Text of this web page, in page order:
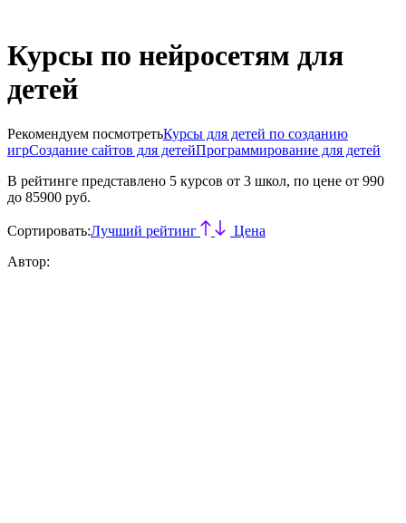
Курсы по нейросетям для
детей
Рекомендуем посмотретьКурсы для детей по созданию
игрСоздание сайтов для детейПрограммирование для детей
В рейтинге представлено 5 курсов от 3 школ, по цене от 990
до 85900 руб.
Сортировать:Лучший рейтинг
Цена
Автор: